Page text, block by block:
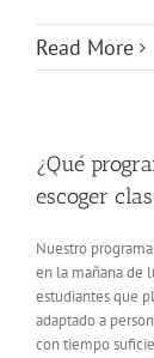
Read More
¿Qué
escoger
Nuestro
en la mañana de
estudiantes que
adaptado a
con tiempo